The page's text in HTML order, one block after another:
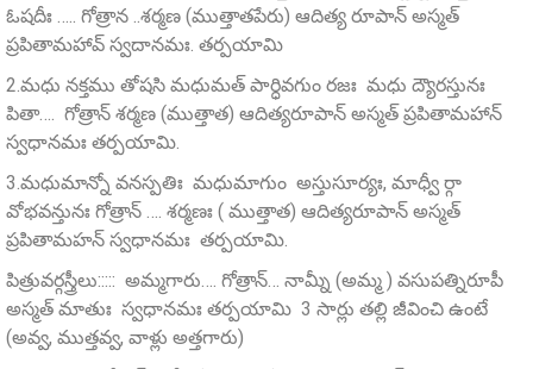
ఓషదీః ….. గోత్రాన ..శర్మణ (ముత్తాతపేరు) ఆదిత్య రూపాన్‌ అస్మత్‌
ప్రపితామహావ్‌ స్వదానమః. తర్పయామి
2.మధు నక్తము తోషసి మధుమత్‌ పార్ధివగుం రజః మధు ద్యౌరస్తునః
పితా…. గోత్రాన్ శర్మణ (ముత్తాత) ఆదిత్యరూపాన్‌ అస్మత్‌ ప్రపితామహాన్‌
స్వధానమః తర్పయామి.
3.మధుమాన్నో వనస్పతిః మధుమాగుం అస్తుసూర్యః, మాధ్వీ ర్గా
వోభవన్తునః గోత్రాన్ …. శర్మణః ( ముత్తాత) ఆదిత్యరూపాన్‌ అస్మత్‌
ప్రపితామహన్‌ స్వధానమః తర్పయామి.
పిత్రువర్గస్త్రీలు::::: అమ్మగారు…. గోత్రాన్… నామ్నీ (అమ్మ ) వసుపత్నిరూపీ
అస్మత్‌ మాతుః స్వధానమః తర్పయామి 3 సార్లు తల్లి జీవించి ఉంటే
(అవ్వ, ముత్తవ్వ, వాళ్లు అత్తగారు)